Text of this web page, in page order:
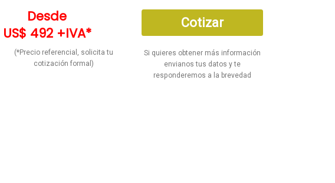
Desde
US$ 492 +IVA*
(*Precio referencial, solicita tu
cotización formal)
Cotizar
Si quieres obtener más información
envianos tus datos y te
responderemos a la brevedad